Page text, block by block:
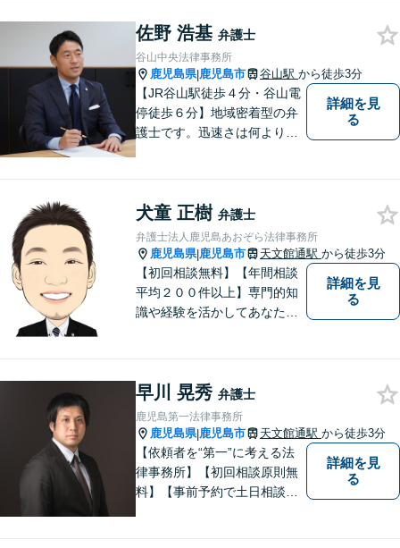
適な解決策をご提案します
佐野 浩基 弁護士
谷山中央法律事務所
鹿児島県|鹿児島市 谷山駅 から徒歩3分
【JR谷山駅徒歩４分・谷山電
停徒歩６分】地域密着型の弁
護士です。迅速さは何よりの
詳細を見
る
犬童 正樹 弁護士
弁護士法人鹿児島あおぞら法律事務所
鹿児島県|鹿児島市 天文館通駅 から徒歩3分
【初回相談無料】【年間相談
平均２００件以上】専門的知
識や経験を活かしてあなたの
弁護などに強い弁護士です。
「鹿児島あおぞら法律事務
所」で検索。
詳細を見
る
早川 晃秀 弁護士
鹿児島第一法律事務所
鹿児島県|鹿児島市 天文館通駅 から徒歩3分
【依頼者を“第一”に考える法
律事務所】【初回相談原則無
料】【事前予約で土日相談
詳細を見
る